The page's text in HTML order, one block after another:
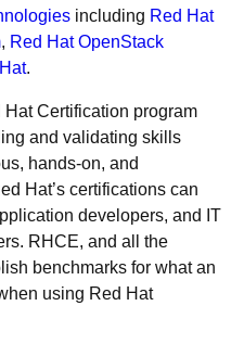
including Red Hat
, Red Hat OpenStack
.
Hat Certification program
and validating skills
hands-on, and
Hat’s certifications can
developers, and IT
RHCE, and all the
benchmarks for what an
using Red Hat